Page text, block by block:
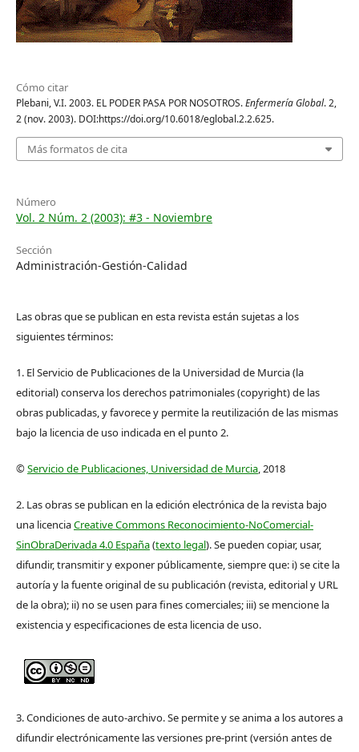
Cómo citar
Plebani, V.I. 2003. EL PODER PASA POR NOSOTROS.Enfermería Global. 2,
2 (nov. 2003). DOI:https://doi.org/10.6018/eglobal.2.2.625.
Más formatos de cita
Número
Vol. 2 Núm. 2 (2003): #3 - Noviembre
Sección
Administración-Gestión-Calidad
Las obras que se publican en esta revista están sujetas a los
siguientes términos:
1. El Servicio de Publicaciones de la Universidad de Murcia (la
editorial) conserva los derechos patrimoniales (copyright) de las
obras publicadas, y favorece y permite la reutilización de las mismas
bajo la licencia de uso indicada en el punto 2.
©Servicio de Publicaciones, Universidad de Murcia, 2018
2. Las obras se publican en la edición electrónica de la revista bajo
una licenciaCreative Commons Reconocimiento-NoComercial-
SinObraDerivada 4.0 España(texto legal). Se pueden copiar, usar,
difundir, transmitir y exponer públicamente, siempre que: i) se cite la
autoría y la fuente original de su publicación (revista, editorial y URL
de la obra); ii) no se usen para fines comerciales; iii) se mencione la
existencia y especificaciones de esta licencia de uso.
3. Condiciones de auto-archivo. Se permite y se anima a los autores a
difundir electrónicamente las versiones pre-print (versión antes de